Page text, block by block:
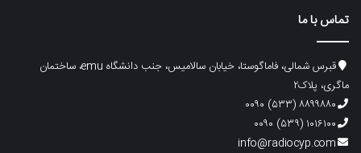
تماس با ما
قبرس شمالی، فاماگوستا، خیابان سالامیس، جنب دانشگاه emu، ساختمان
ماگری، پلاک۲
۸۸۹۹۸۸۰ (۵۳۳) ۰۰۹۰
۱۰۱۶۱۰۰ (۵۳۹) ۰۰۹۰
info@radiocyp.com